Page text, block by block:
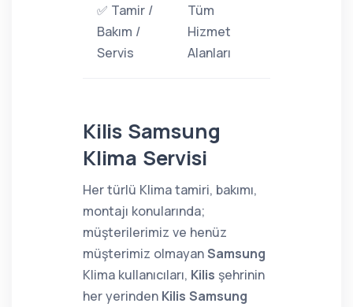
✅ Tamir /
Bakım /
Servis
Tüm
Hizmet
Alanları
Kilis Samsung
Klima Servisi
Her türlü Klima tamiri, bakımı,
montajı konularında;
müşterilerimiz ve henüz
müşterimiz olmayanSamsung
Klima kullanıcıları, Kilis şehrinin
her yerinden Kilis Samsung